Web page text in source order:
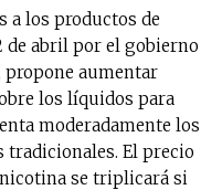
a los productos de
de abril por el gobierno
propone aumentar
los líquidos para
moderadamente los
El precio
se triplicará si